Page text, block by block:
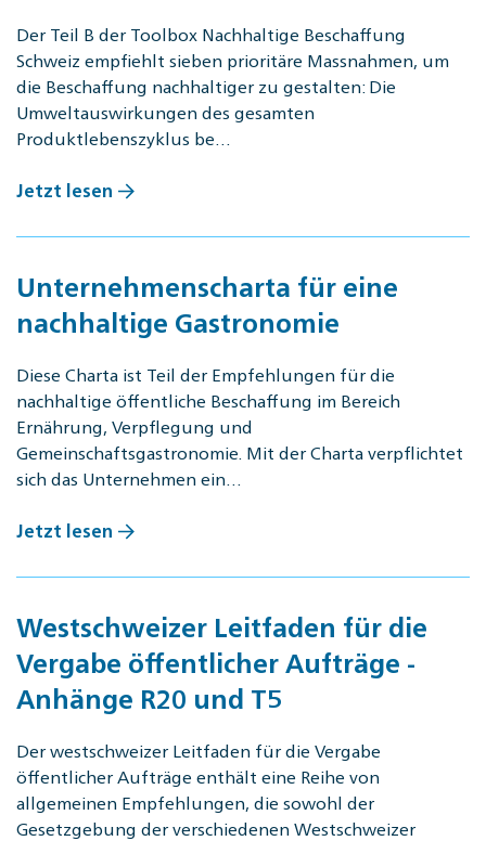
Der Teil B der Toolbox Nachhaltige Beschaffung
Schweiz empfiehlt sieben prioritäre Massnahmen, um
die Beschaffung nachhaltiger zu gestalten: Die
Umweltauswirkungen des gesamten
Produktlebenszyklus be…
Jetzt lesen
Unternehmenscharta für eine
nachhaltige Gastronomie
Diese Charta ist Teil der Empfehlungen für die
nachhaltige öffentliche Beschaffung im Bereich
Ernährung, Verpflegung und
Gemeinschaftsgastronomie. Mit der Charta verpflichtet
sich das Unternehmen ein…
Jetzt lesen
Westschweizer Leitfaden für die
Vergabe öffentlicher Aufträge -
Anhänge R20 und T5
Der westschweizer Leitfaden für die Vergabe
öffentlicher Aufträge enthält eine Reihe von
allgemeinen Empfehlungen, die sowohl der
Gesetzgebung der verschiedenen Westschweizer